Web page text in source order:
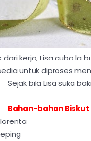
dari kerja, Lisa cuba
untuk diproses
Sejak bila Lisa suka
Bahan-bahan